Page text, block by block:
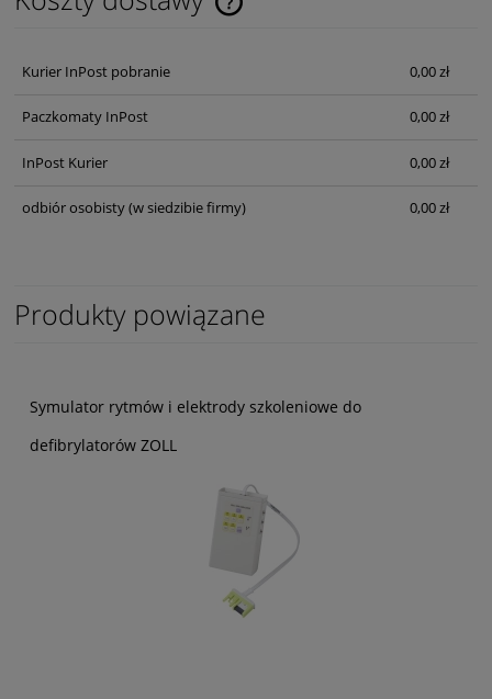
Cena nie zawiera ewentualnych kosztów płatności
Kurier InPost pobranie 0,00 zł
Paczkomaty InPost 0,00 zł
InPost Kurier 0,00 zł
odbiór osobisty(w siedzibie firmy) 0,00 zł
Produkty powiązane
Symulator rytmów i elektrody szkoleniowe do
defibrylatorów ZOLL